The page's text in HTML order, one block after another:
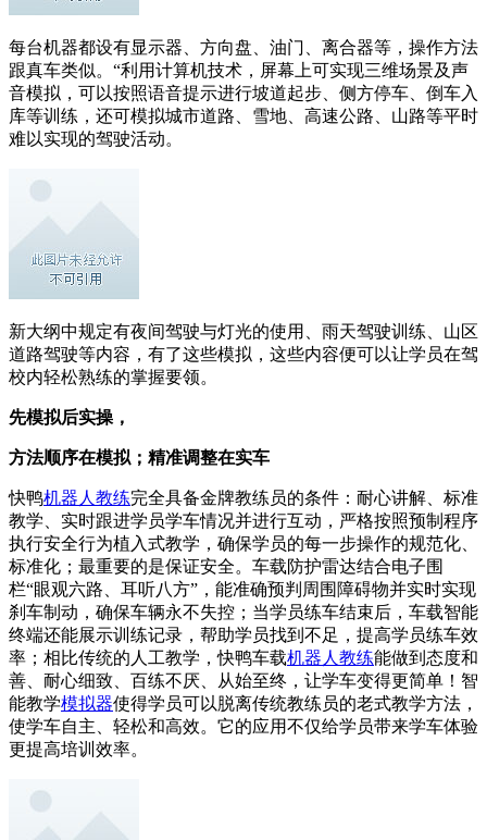
每台机器都设有显示器、方向盘、油门、离合器等，操作方法
跟真车类似。“利用计算机技术，屏幕上可实现三维场景及声
音模拟，可以按照语音提示进行坡道起步、侧方停车、倒车入
库等训练，还可模拟城市道路、雪地、高速公路、山路等平时
难以实现的驾驶活动。
新大纲中规定有夜间驾驶与灯光的使用、雨天驾驶训练、山区
道路驾驶等内容，有了这些模拟，这些内容便可以让学员在驾
校内轻松熟练的掌握要领。
先模拟后实操，
方法顺序在模拟；精准调整在实车
快鸭机器人教练完全具备金牌教练员的条件：耐心讲解、标准
教学、实时跟进学员学车情况并进行互动，严格按照预制程序
执行安全行为植入式教学，确保学员的每一步操作的规范化、
标准化；最重要的是保证安全。车载防护雷达结合电子围
栏“眼观六路、耳听八方”，能准确预判周围障碍物并实时实现
刹车制动，确保车辆永不失控；当学员练车结束后，车载智能
终端还能展示训练记录，帮助学员找到不足，提高学员练车效
率；相比传统的人工教学，快鸭车载机器人教练能做到态度和
善、耐心细致、百练不厌、从始至终，让学车变得更简单！智
能教学模拟器使得学员可以脱离传统教练员的老式教学方法，
使学车自主、轻松和高效。它的应用不仅给学员带来学车体验
更提高培训效率。